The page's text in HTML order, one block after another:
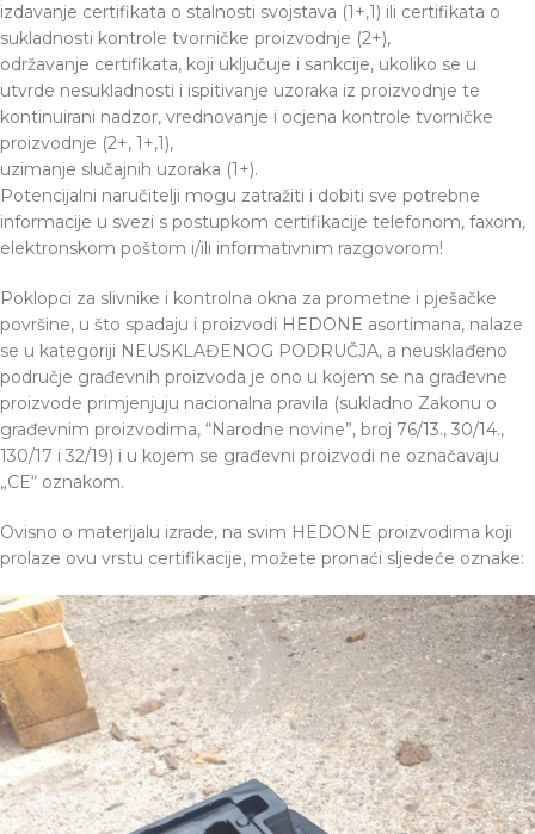
izdavanje certifikata o stalnosti svojstava (1+,1) ili certifikata o
sukladnosti kontrole tvorničke proizvodnje (2+),
održavanje certifikata, koji uključuje i sankcije, ukoliko se u
utvrde nesukladnosti i ispitivanje uzoraka iz proizvodnje te
kontinuirani nadzor, vrednovanje i ocjena kontrole tvorničke
proizvodnje (2+, 1+,1),
uzimanje slučajnih uzoraka (1+).
Potencijalni naručitelji mogu zatražiti i dobiti sve potrebne
informacije u svezi s postupkom certifikacije telefonom, faxom,
elektronskom poštom i/ili informativnim razgovorom!
Poklopci za slivnike i kontrolna okna za prometne i pješačke
površine, u što spadaju i proizvodi HEDONE asortimana, nalaze
se u kategoriji NEUSKLAĐENOG PODRUČJA, a neusklađeno
područje građevnih proizvoda je ono u kojem se na građevne
proizvode primjenjuju nacionalna pravila (sukladno Zakonu o
građevnim proizvodima, “Narodne novine”, broj 76/13., 30/14.,
130/17 i 32/19) i u kojem se građevni proizvodi ne označavaju
„CE“ oznakom.
Ovisno o materijalu izrade, na svim HEDONE proizvodima koji
prolaze ovu vrstu certifikacije, možete pronaći sljedeće oznake: